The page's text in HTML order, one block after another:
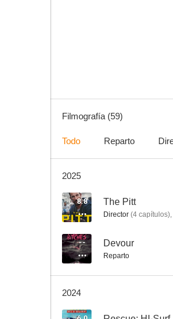
Filmografía (59)
Todo Reparto
2025
8.8 The Pitt
Director (4 capítulos),
-- Devour
Reparto
2024